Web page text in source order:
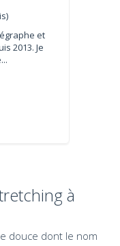
et
2013. Je
à
douce dont le nom